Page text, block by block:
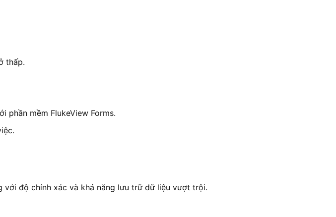
thấp.
phần mềm FlukeView Forms.
độ chính xác và khả năng lưu trữ dữ liệu vượt trội.